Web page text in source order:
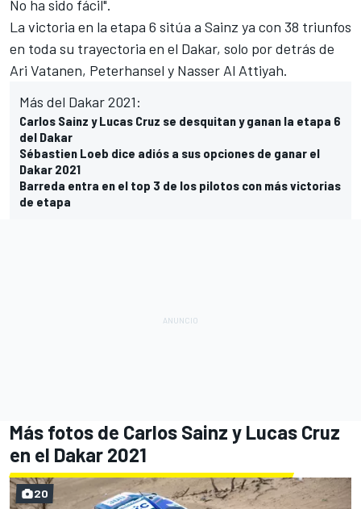
No ha sido fácil".
La victoria en la etapa 6 sitúa a Sainz ya con 38 triunfos
en toda su trayectoria en el Dakar, solo por detrás de
Ari Vatanen, Peterhansel y Nasser Al Attiyah.
Más del Dakar 2021:
Carlos Sainz y Lucas Cruz se desquitan y ganan la etapa 6
del Dakar
Sébastien Loeb dice adiós a sus opciones de ganar el
Dakar 2021
Barreda entra en el top 3 de los pilotos con más victorias
de etapa
Más fotos de Carlos Sainz y Lucas Cruz
en el Dakar 2021
20